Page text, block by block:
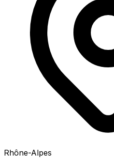
Rhône-Alpes